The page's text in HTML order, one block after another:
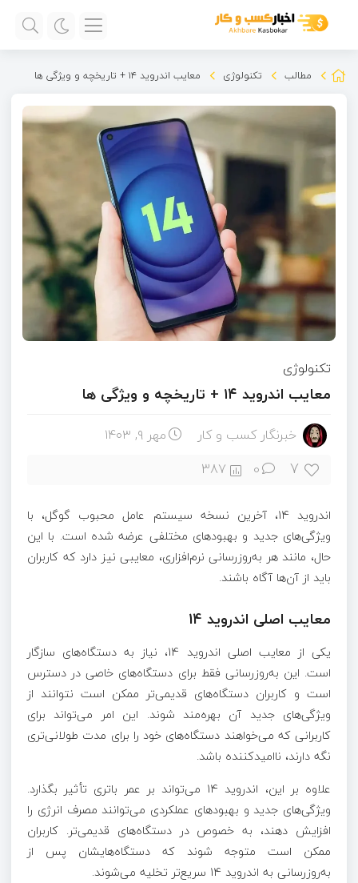
مطالب تکنولوژی معایب اندروید ۱۴ + تاریخچه و ویژگی ها
تکنولوژی
معایب اندروید ۱۴ + تاریخچه و ویژگی ها
خبرنگار کسب و کار مهر ۹, ۱۴۰۳
7
0
387
اندروید 14، آخرین نسخه سیستم عامل محبوب گوگل، با
ویژگی‌های جدید و بهبودهای مختلفی عرضه شده است. با این
حال، مانند هر به‌روزرسانی نرم‌افزاری، معایبی نیز دارد که کاربران
باید از آن‌ها آگاه باشند.
معایب اصلی اندروید 14
یکی از معایب اصلی اندروید 14، نیاز به دستگاه‌های سازگار
است. این به‌روزرسانی فقط برای دستگاه‌های خاصی در دسترس
است و کاربران دستگاه‌های قدیمی‌تر ممکن است نتوانند از
ویژگی‌های جدید آن بهره‌مند شوند. این امر می‌تواند برای
کاربرانی که می‌خواهند دستگاه‌های خود را برای مدت طولانی‌تری
نگه دارند، ناامیدکننده باشد.
علاوه بر این، اندروید 14 می‌تواند بر عمر باتری تأثیر بگذارد.
ویژگی‌های جدید و بهبودهای عملکردی می‌توانند مصرف انرژی را
افزایش دهند، به خصوص در دستگاه‌های قدیمی‌تر. کاربران
ممکن است متوجه شوند که دستگاه‌هایشان پس از
به‌روزرسانی به اندروید 14 سریع‌تر تخلیه می‌شوند.